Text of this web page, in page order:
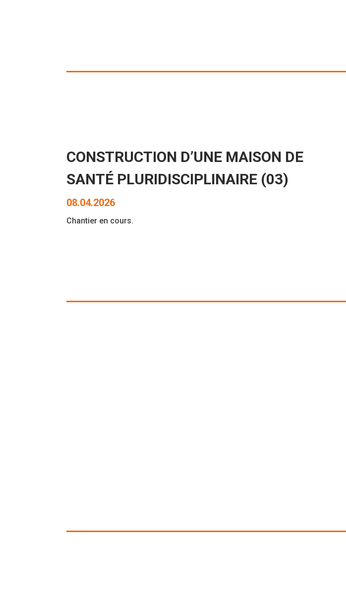
CONSTRUCTION D’UNE MAISON DE
SANTÉ PLURIDISCIPLINAIRE (03)
08.04.2026
Chantier en cours.